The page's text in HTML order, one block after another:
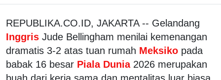
REPUBLIKA.CO.ID, JAKARTA -- Gelandang
Inggris Jude Bellingham menilai kemenangan
dramatis 3-2 atas tuan rumah Meksiko pada
babak 16 besar Piala Dunia 2026 merupakan